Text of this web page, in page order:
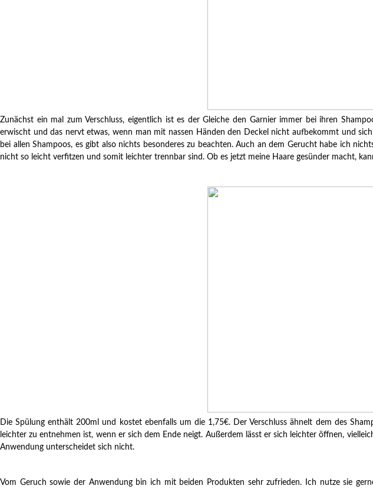
Zunächst ein mal zum Verschluss, eigentlich ist es der Gleiche den Garnier immer bei ihren
erwischt und das nervt etwas, wenn man mit nassen Händen den Deckel nicht aufbekommt und
bei allen Shampoos, es gibt also nichts besonderes zu beachten. Auch an dem Gerucht habe ich
nicht so leicht verfitzen und somit leichter trennbar sind. Ob es jetzt meine Haare gesünder macht,
Die Spülung enthält 200ml und kostet ebenfalls um die 1,75€. Der Verschluss ähnelt dem des
leichter zu entnehmen ist, wenn er sich dem Ende neigt. Außerdem lässt er sich leichter öffnen,
Anwendung unterscheidet sich nicht.
Vom Geruch sowie der Anwendung bin ich mit beiden Produkten sehr zufrieden. Ich nutze sie